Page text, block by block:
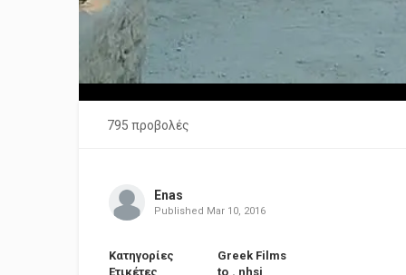
795 προβολές
Enas
Published Mar 10, 2016
Κατηγορίες
Greek Films
Ετικέτες
to , nhsi